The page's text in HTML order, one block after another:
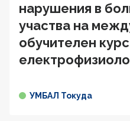
нарушения в
участва на
обучителен
УМБАЛ Токуда